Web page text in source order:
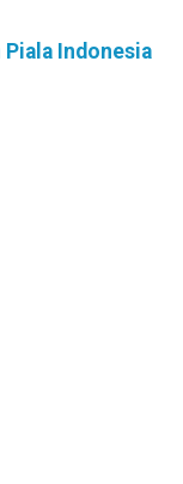
Piala Indonesia